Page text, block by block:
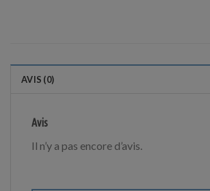
AVIS (0)
Avis
Il n’y a pas encore d’avis.